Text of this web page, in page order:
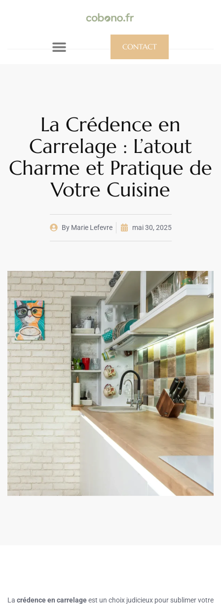
CONTACT
La Crédence en
Carrelage : L’atout
Charme et Pratique de
Votre Cuisine
ByMarie Lefevre mai 30, 2025
La crédence en carrelageest un choix judicieux pour sublimer votre